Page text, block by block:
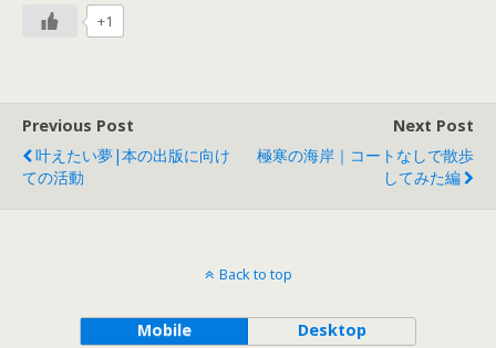
+1
Previous Post
叶えたい夢|本の出版に向け
ての活動
Next Post
極寒の海岸｜コートなしで散歩
してみた編
Back to top
Mobile Desktop